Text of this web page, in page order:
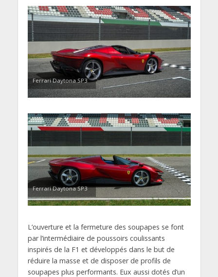
Ferrari Daytona SP3
Ferrari Daytona SP3
L’ouverture et la fermeture des soupapes se font
par l’intermédiaire de poussoirs coulissants
inspirés de la F1 et développés dans le but de
réduire la masse et de disposer de profils de
soupapes plus performants. Eux aussi dotés d’un